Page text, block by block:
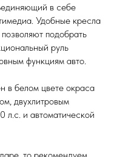
в себе
Удобные кресла
подобрать
руль
функциям авто.
в белом цвете окраса
двухлитровым
и автоматической